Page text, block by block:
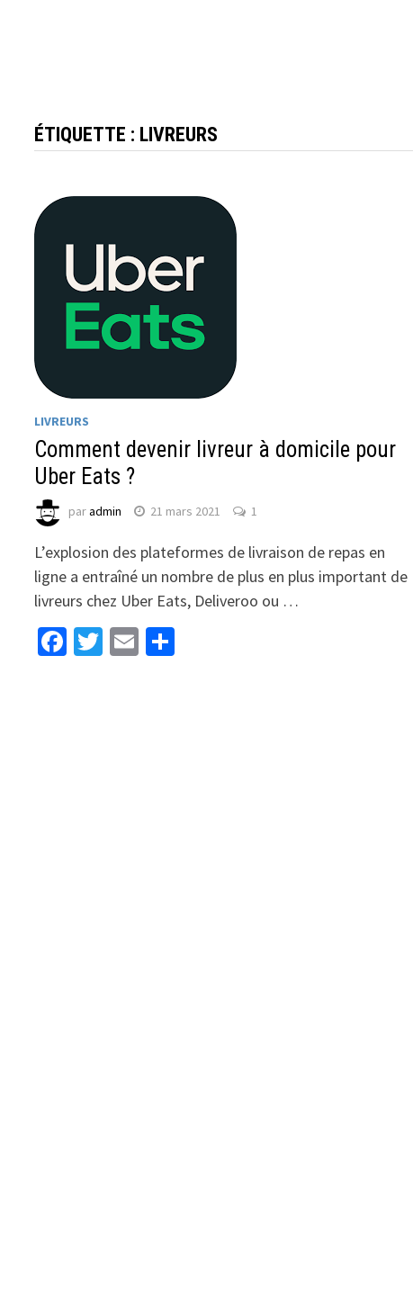
ÉTIQUETTE : LIVREURS
LIVREURS
Comment devenir livreur à domicile pour
Uber Eats ?
paradmin 21 mars 2021 1
L’explosion des plateformes de livraison de repas en
ligne a entraîné un nombre de plus en plus important de
livreurs chez Uber Eats, Deliveroo ou …
Facebook
Twitter
Email